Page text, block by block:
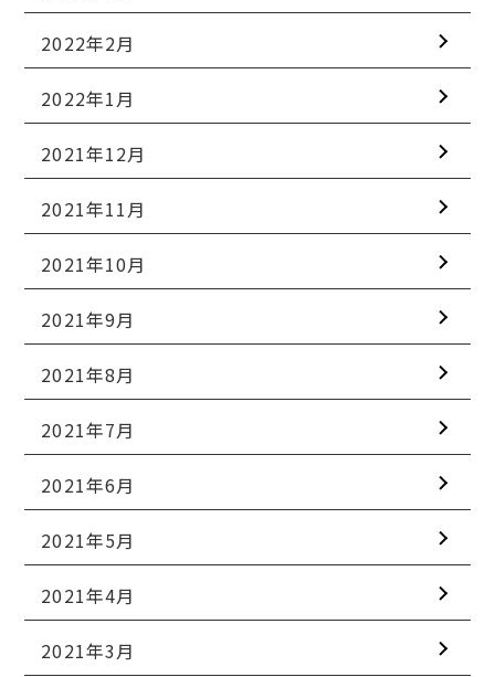
2022年2月
2022年1月
2021年12月
2021年11月
2021年10月
2021年9月
2021年8月
2021年7月
2021年6月
2021年5月
2021年4月
2021年3月